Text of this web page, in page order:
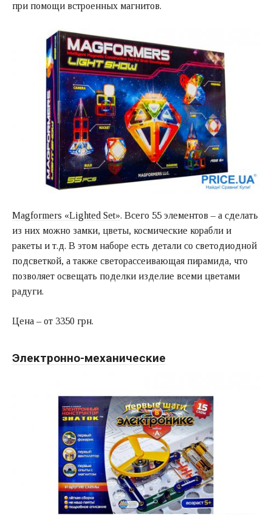
при помощи встроенных магнитов.
Magformers «Lighted Set». Всего 55 элементов – а сделать
из них можно замки, цветы, космические корабли и
ракеты и т.д. В этом наборе есть детали со светодиодной
подсветкой, а также светорассеивающая пирамида, что
позволяет освещать поделки изделие всеми цветами
радуги.
Цена – от 3350 грн.
Электронно-механические